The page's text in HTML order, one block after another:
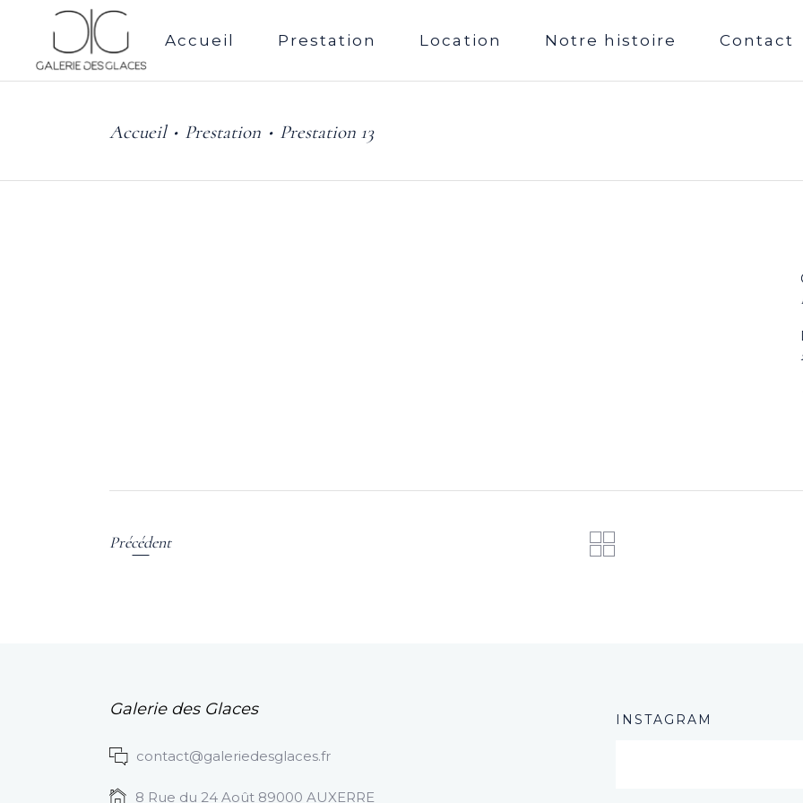
Accueil Prestation Location Notre histoire Contact
Accueil• Prestation • Prestation 13
Précédent
Galerie des Glaces
contact@galeriedesglaces.fr
8 Rue du 24 Août 89000 AUXERRE
INSTAGRAM